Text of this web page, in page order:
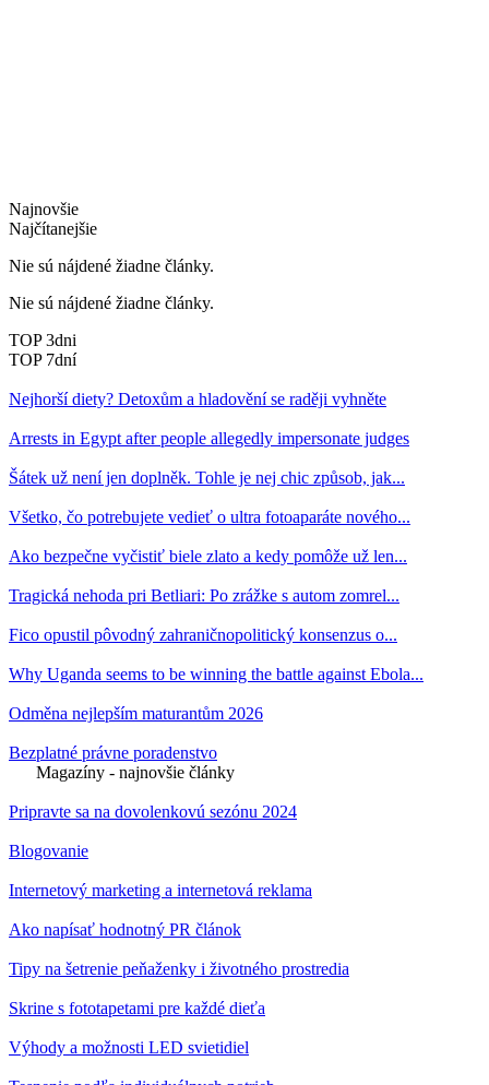
Najnovšie
Najčítanejšie
Nie sú nájdené žiadne články.
Nie sú nájdené žiadne články.
TOP 3dni
TOP 7dní
Nejhorší diety? Detoxům a hladovění se raději vyhněte
Arrests in Egypt after people allegedly impersonate judges
Šátek už není jen doplněk. Tohle je nej chic způsob, jak...
Všetko, čo potrebujete vedieť o ultra fotoaparáte nového...
Ako bezpečne vyčistiť biele zlato a kedy pomôže už len...
Tragická nehoda pri Betliari: Po zrážke s autom zomrel...
Fico opustil pôvodný zahraničnopolitický konsenzus o...
Why Uganda seems to be winning the battle against Ebola...
Odměna nejlepším maturantům 2026
Bezplatné právne poradenstvo
Magazíny - najnovšie články
Pripravte sa na dovolenkovú sezónu 2024
Blogovanie
Internetový marketing a internetová reklama
Ako napísať hodnotný PR článok
Tipy na šetrenie peňaženky i životného prostredia
Skrine s fototapetami pre každé dieťa
Výhody a možnosti LED svietidiel